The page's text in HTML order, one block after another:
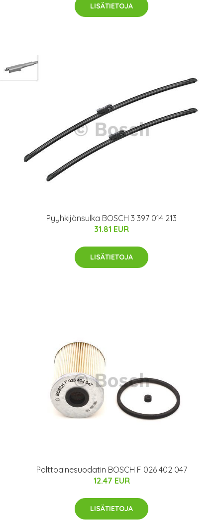
LISÄTIETOJA
Pyyhkijänsulka BOSCH 3 397 014 213
31.81 EUR
LISÄTIETOJA
Polttoainesuodatin BOSCH F 026 402 047
12.47 EUR
LISÄTIETOJA